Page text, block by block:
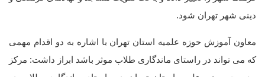
دینی شهر تهران شود.
معاون آموزش حوزه علمیه استان تهران با اشاره به دو اقدام مهمی
که می تواند در راستای ماندگاری طلاب موثر باشد ابراز داشت: مرکز